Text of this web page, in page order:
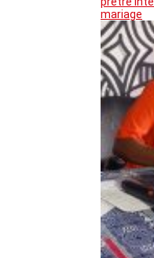
mariage